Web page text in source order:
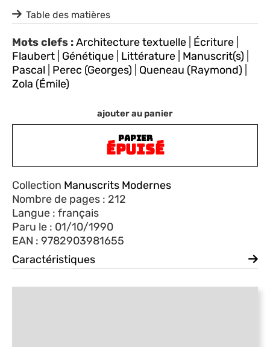
ajouter au panier
PAPIER
ÉPUISÉ
Collection Manuscrits Modernes
Nombre de pages : 212
Langue : français
Paru le : 01/10/1990
EAN : 9782903981655
Caractéristiques
Table des matières
Mots clefs :Architecture textuelle Écriture
Flaubert Génétique Littérature Manuscrit(s)
Pascal
Perec (Georges) Queneau (Raymond)
Zola (Émile)